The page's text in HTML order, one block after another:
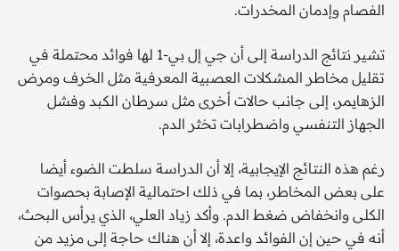
الفصام وإدمان المخدرات.
تشير نتائج الدراسة إلى أن جي إل بي-1 لها فوائد محتملة في
تقليل مخاطر المشكلات العصبية المعرفية مثل الخرف ومرض
الزهايمر، إلى جانب حالات أخرى مثل سرطان الكبد وفشل
الجهاز التنفسي واضطرابات تخثر الدم.
رغم هذه النتائج الإيجابية، إلا أن الدراسة سلطت الضوء أيضا
على بعض المخاطر، بما في ذلك احتمالية الإصابة بحصوات
الكلى وانخفاض ضغط الدم. وأكد زياد العلي، الذي يرأس البحث،
أنه في حين إن الفوائد واعدة، إلا أن هناك حاجة إلى مزيد من